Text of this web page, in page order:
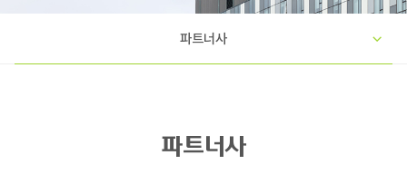
파트너사
파트너사